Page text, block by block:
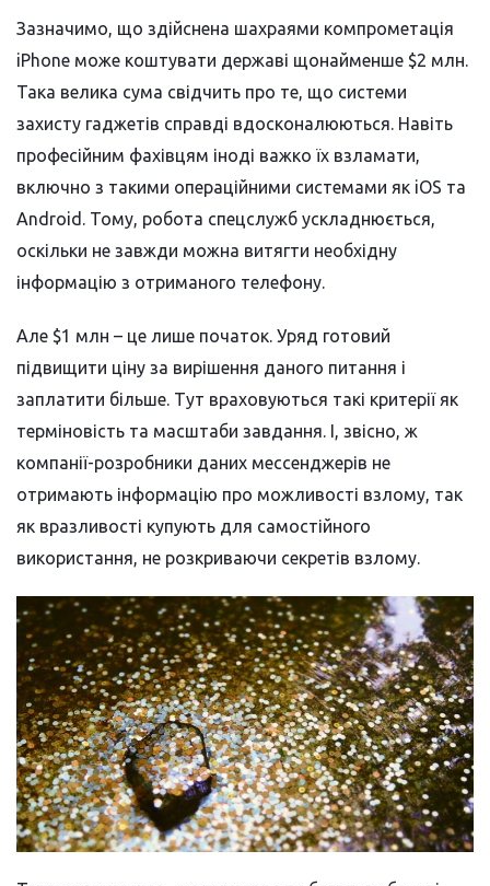
Зазначимо, що здійснена шахраями компрометація
iPhone може коштувати державі щонайменше $2 млн.
Така велика сума свідчить про те, що системи
захисту гаджетів справді вдосконалюються. Навіть
професійним фахівцям іноді важко їх взламати,
включно з такими операційними системами як iOS та
Android. Тому, робота спецслужб ускладнюється,
оскільки не завжди можна витягти необхідну
інформацію з отриманого телефону.
Але $1 млн – це лише початок. Уряд готовий
підвищити ціну за вирішення даного питання і
заплатити більше. Тут враховуються такі критерії як
терміновість та масштаби завдання. І, звісно, ж
компанії-розробники даних мессенджерів не
отримають інформацію про можливості взлому, так
як вразливості купують для самостійного
використання, не розкриваючи секретів взлому.